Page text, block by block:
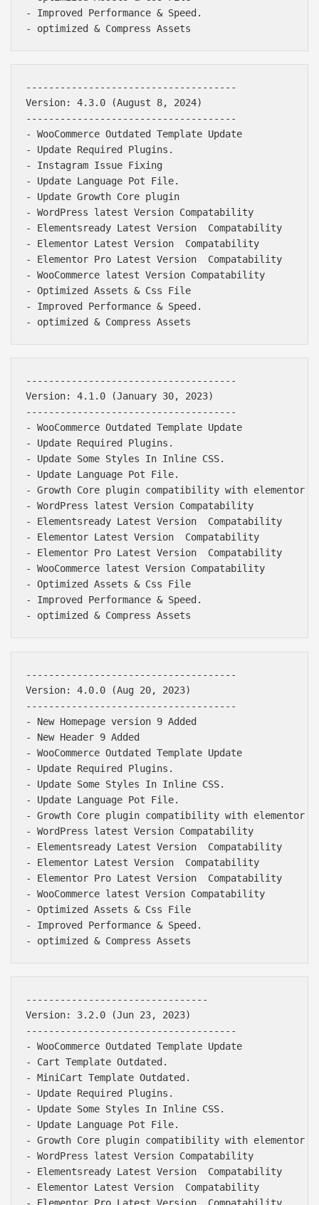
- Improved Performance & Speed.
-------------------------------------
Version: 4.3.0 (August 8, 2024)
-------------------------------------
- WooCommerce Outdated Template Update
- Update Required Plugins.
- Instagram Issue Fixing
- Update Language Pot File.
- Update Growth Core plugin
- WordPress latest Version Compatability
- Elementsready Latest Version  Compatability
- Elementor Latest Version  Compatability
- Elementor Pro Latest Version  Compatability
- WooCommerce latest Version Compatability
- Optimized Assets & Css File
- Improved Performance & Speed.
-------------------------------------
Version: 4.1.0 (January 30, 2023)
-------------------------------------
- WooCommerce Outdated Template Update
- Update Required Plugins.
- Update Some Styles In Inline CSS.
- Update Language Pot File.
- Growth Core plugin compatibility with elementor
- WordPress latest Version Compatability
- Elementsready Latest Version  Compatability
- Elementor Latest Version  Compatability
- Elementor Pro Latest Version  Compatability
- WooCommerce latest Version Compatability
- Optimized Assets & Css File
- Improved Performance & Speed.
-------------------------------------
Version: 4.0.0 (Aug 20, 2023)
-------------------------------------
- New Homepage version 9 Added
- New Header 9 Added
- WooCommerce Outdated Template Update
- Update Required Plugins.
- Update Some Styles In Inline CSS.
- Update Language Pot File.
- Growth Core plugin compatibility with elementor
- WordPress latest Version Compatability
- Elementsready Latest Version  Compatability
- Elementor Latest Version  Compatability
- Elementor Pro Latest Version  Compatability
- WooCommerce latest Version Compatability
- Optimized Assets & Css File
- Improved Performance & Speed.
--------------------------------
Version: 3.2.0 (Jun 23, 2023)
-------------------------------------
- WooCommerce Outdated Template Update
- Cart Template Outdated.
- MiniCart Template Outdated.
- Update Required Plugins.
- Update Some Styles In Inline CSS.
- Update Language Pot File.
- Growth Core plugin compatibility with elementor
- WordPress latest Version Compatability
- Elementsready Latest Version  Compatability
- Elementor Latest Version  Compatability
- Elementor Pro Latest Version  Compatability